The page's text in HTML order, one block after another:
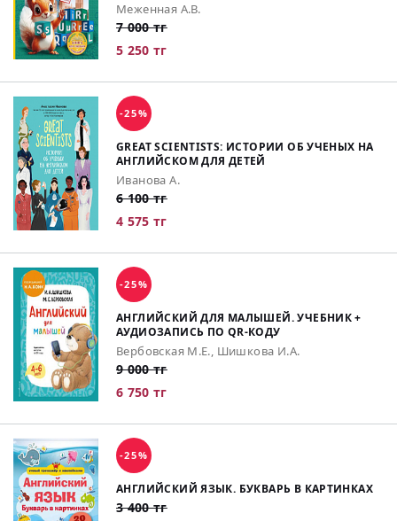
Меженная А.В.
7 000 тг
5 250 тг
-25%
GREAT SCIENTISTS: ИСТОРИИ ОБ УЧЕНЫХ НА
АНГЛИЙСКОМ ДЛЯ ДЕТЕЙ
Иванова А.
6 100 тг
4 575 тг
-25%
АНГЛИЙСКИЙ ДЛЯ МАЛЫШЕЙ. УЧЕБНИК +
АУДИОЗАПИСЬ ПО QR-КОДУ
Вербовская М.Е., Шишкова И.А.
9 000 тг
6 750 тг
-25%
АНГЛИЙСКИЙ ЯЗЫК. БУКВАРЬ В КАРТИНКАХ
3 400 тг